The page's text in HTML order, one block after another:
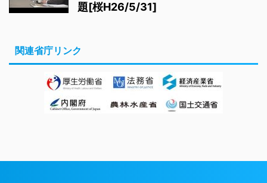
題[桜H26/5/31]
関連省庁リンク